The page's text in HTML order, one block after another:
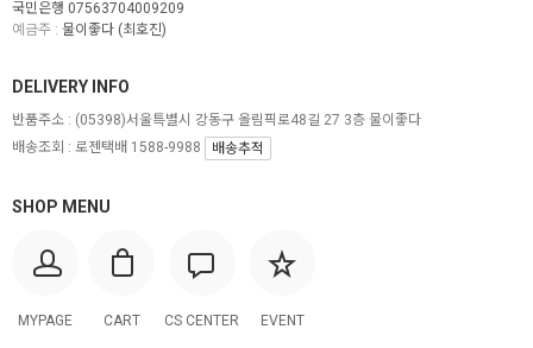
국민은행 07563704009209
예금주 : 물이좋다 (최호진)
SHOP MENU
MYPAGE CART CS CENTER EVENT
DELIVERY INFO
반품주소 : (05398)서울특별시 강동구 올림픽로48길 27 3층 물이좋다
배송조회 : 로젠택배 1588-9988
배송추적